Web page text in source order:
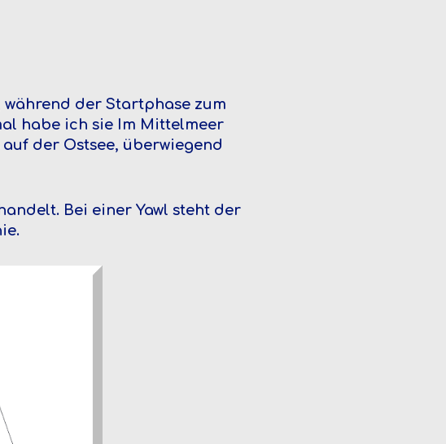
während der Startphase zum
habe ich sie Im Mittelmeer
der Ostsee, überwiegend
Bei einer Yawl steht der